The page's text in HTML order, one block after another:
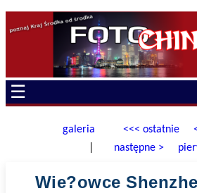
☰
galeria <<< ostatnie
następne >
Wie?owce